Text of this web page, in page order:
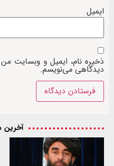
ایمیل
ذخیره نام، ایمیل و وبسایت من
دیدگاهی می‌نویسم.
آخرین